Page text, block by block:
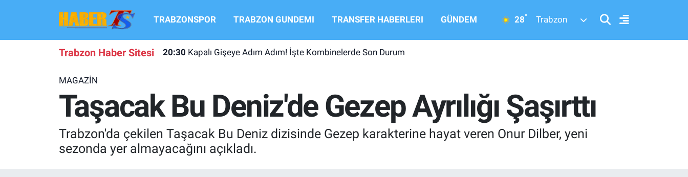
TRABZONSPOR TRABZON GUNDEMI TRANSFER HABERLERI GÜNDEM 28° Trabzon
Trabzon Haber Sitesi 20:30 Kapalı Gişeye Adım Adım! İşte Kombinelerde Son Durum
MAGAZİN
Taşacak Bu Deniz'de Gezep Ayrılığı Şaşırttı
Trabzon'da çekilen Taşacak Bu Deniz dizisinde Gezep karakterine hayat veren Onur Dilber, yeni
sezonda yer almayacağını açıkladı.
TRABZONSPOR
TRANSFER HABERLERI
KULİS MEYDANI
Hava Durumu
Süper Lig Puan Durumu ve Fikstür
Tüm Manşetler
Son Dakika Haberleri